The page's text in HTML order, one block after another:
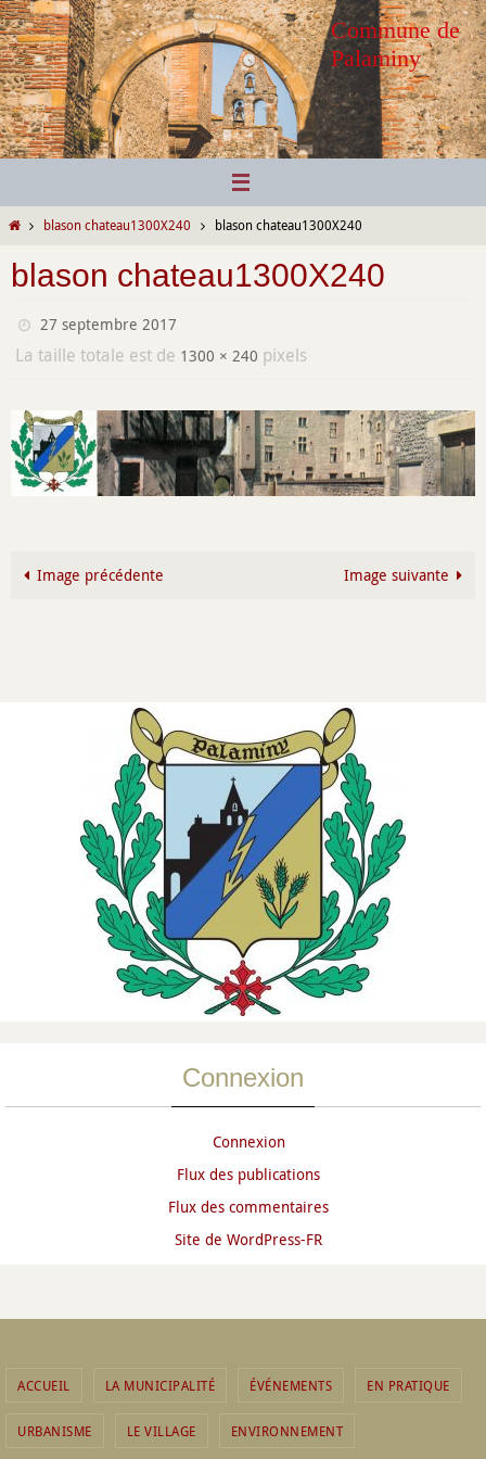
Passer
vers
le
contenu
Commune de
Palaminy
Homeblason chateau1300X240 blason chateau1300X240
blason chateau1300X240
27 septembre 2017
La taille totale est de 1300 × 240 pixels
Image précédente Image suivante
Connexion
Connexion
Flux des publications
Flux des commentaires
Site de WordPress-FR
ACCUEIL LA MUNICIPALITÉ ÉVÉNEMENTS EN PRATIQUE
URBANISME LE VILLAGE ENVIRONNEMENT